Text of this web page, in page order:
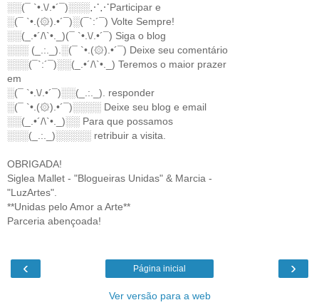
░░(¯ `•.\/.•´¯)░░░⋰⋰Participar e
░(¯ `•.(۞).•´¯)░(¯`:´¯) Volte Sempre!
░░(_.•´/\`•._)(¯ `•.\/.•´¯) Siga o blog
░░░ (_.:._).░(¯ `•.(۞).•´¯) Deixe seu comentário
░░░(¯`:´¯)░░(_.•´/\`•._) Teremos o maior prazer
em
░(¯ `•.\/.•´¯)░░(_.:._). responder
░(¯ `•.(۞).•´¯)░░░░ Deixe seu blog e email
░░(_.•´/\`•._)░░ Para que possamos
░░░(_.:._)░░░░░ retribuir a visita.
OBRIGADA!
Siglea Mallet - "Blogueiras Unidas" & Marcia -
"LuzArtes".
**Unidas pelo Amor a Arte**
Parceria abençoada!
‹ ›
Página inicial
Ver versão para a web